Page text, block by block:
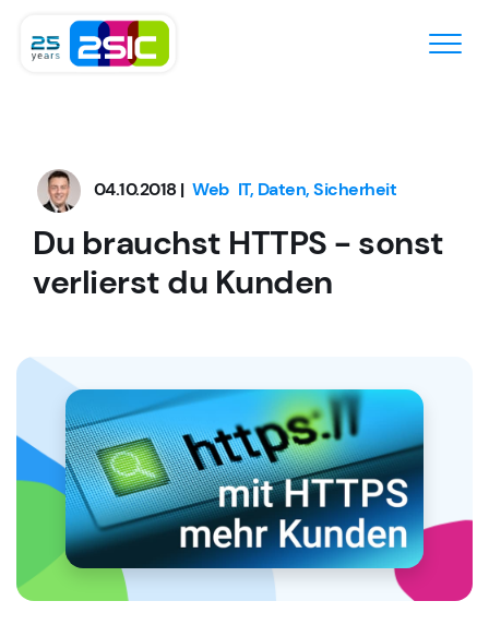
04.10.2018 | Web IT, Daten, Sicherheit
Du brauchst HTTPS - sonst
verlierst du Kunden